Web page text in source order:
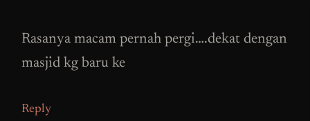
Rasanya macam pernah pergi….dekat dengan
masjid kg baru ke
Reply